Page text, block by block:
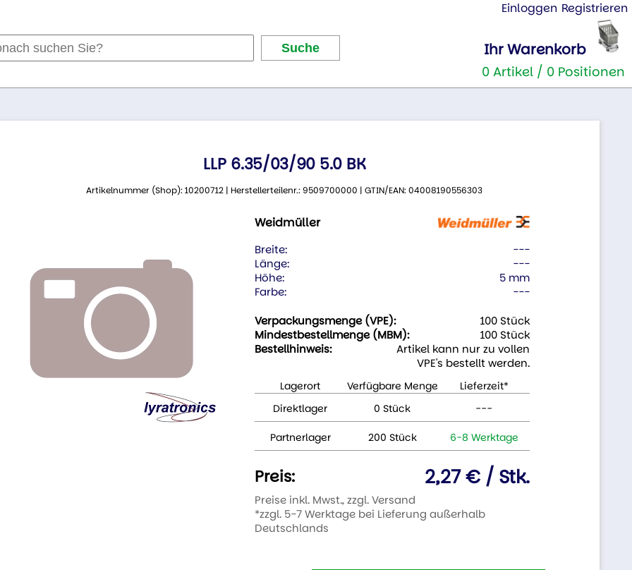
Einloggen Registrieren
Ihr Warenkorb
0 Artikel / 0 Positionen
LLP 6.35/03/90 5.0 BK
Artikelnummer (Shop): 10200712 | Herstellerteilenr.: 9509700000 | GTIN/EAN: 04008190556303
Weidmüller
Breite:
---
Länge:
---
Höhe:
5 mm
Farbe:
---
Verpackungsmenge (VPE):
100 Stück
Mindestbestellmenge (MBM):
100 Stück
Bestellhinweis:
Artikel kann nur zu vollen
VPE's bestellt werden.
Lagerort Verfügbare Menge
Lieferzeit*
Direktlager
0 Stück ---
Partnerlager 200 Stück 6-8 Werktage
Preis: 2,27 € / Stk.
Preise inkl. Mwst., zzgl. Versand
*zzgl. 5-7 Werktage bei Lieferung außerhalb
Deutschlands